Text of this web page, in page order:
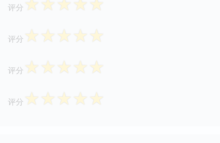
评分
评分 ☆☆☆☆☆
评分 ☆☆☆☆☆
评分 ☆☆☆☆☆